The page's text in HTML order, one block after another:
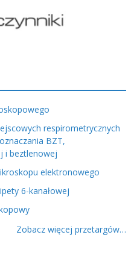
respirometrycznych
BZT,
i beztlenowej
elektronowego
6-kanałowej
Zobacz więcej przetargów…